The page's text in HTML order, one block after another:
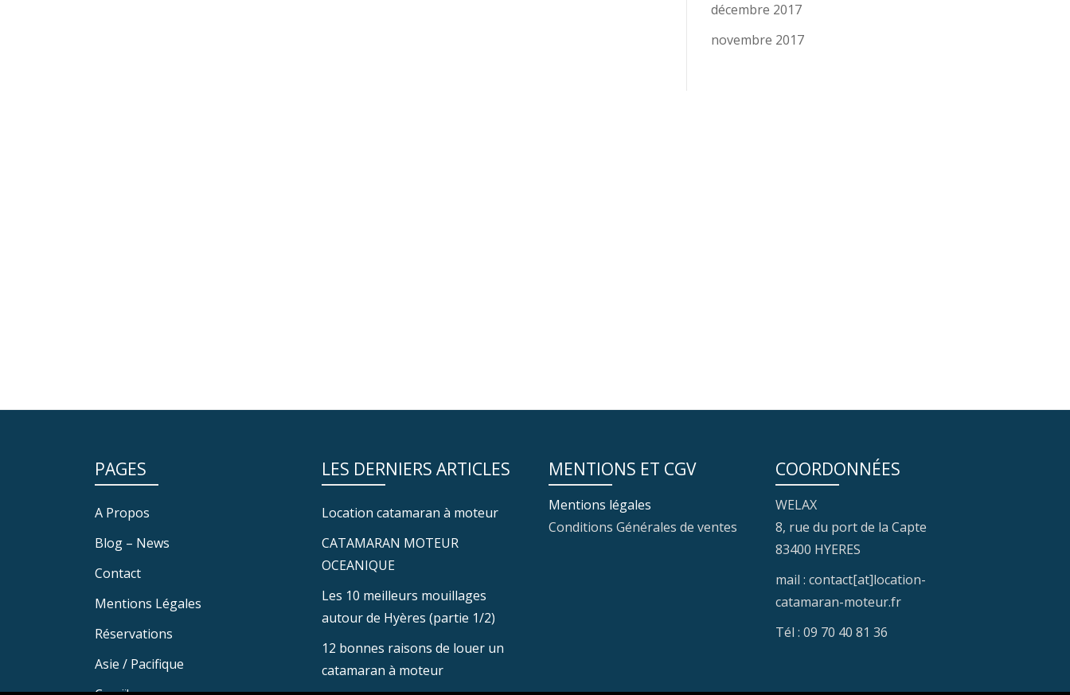
décembre 2017
novembre 2017
PAGES
A Propos
Blog – News
Contact
Mentions Légales
Réservations
Asie / Pacifique
LES DERNIERS ARTICLES
Location catamaran à moteur
CATAMARAN MOTEUR
OCEANIQUE
Les 10 meilleurs mouillages
autour de Hyères (partie 1/2)
12 bonnes raisons de louer un
catamaran à moteur
MENTIONS ET CGV
Mentions légales
Conditions Générales de ventes
COORDONNÉES
WELAX
8, rue du port de la Capte
83400 HYERES
mail : contact[at]location-
catamaran-moteur.fr
Tél : 09 70 40 81 36